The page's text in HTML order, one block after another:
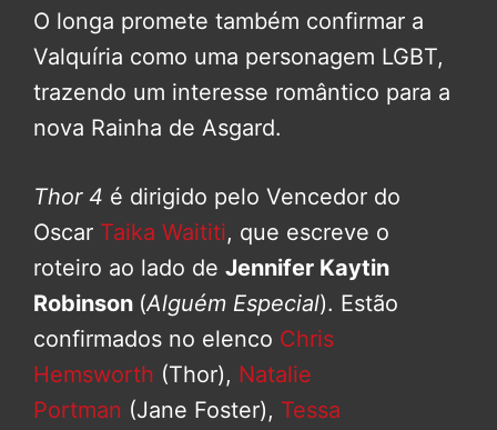
O longa promete também confirmar a
Valquíria como uma personagem LGBT,
trazendo um interesse romântico para a
nova Rainha de Asgard.
Thor 4 é dirigido pelo Vencedor do
Oscar Taika Waititi, que escreve o
roteiro ao lado de Jennifer Kaytin
Robinson (Alguém Especial). Estão
confirmados no elenco Chris
Hemsworth (Thor), Natalie
Portman (Jane Foster), Tessa